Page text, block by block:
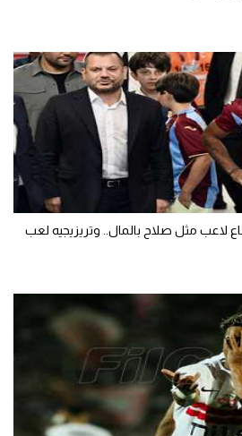
لاعب مثل صلاح بالمال.. وتريزيجيه لعب